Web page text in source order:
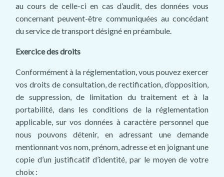
au cours de celle-ci en cas d’audit, des données vous
concernant peuvent-être communiquées au concédant
du service de transport désigné en préambule.
Exercice des droits
Conformément à la réglementation, vous pouvez exercer
vos droits de consultation, de rectification, d’opposition,
de suppression, de limitation du traitement et à la
portabilité, dans les conditions de la réglementation
applicable, sur vos données à caractère personnel que
nous pouvons détenir, en adressant une demande
mentionnant vos nom, prénom, adresse et en joignant une
copie d’un justificatif d’identité, par le moyen de votre
choix :